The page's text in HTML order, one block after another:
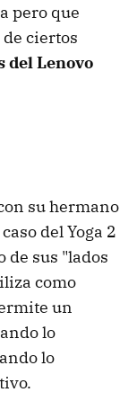
pero que
ciertos
del Lenovo
su hermano
del Yoga 2
de sus "lados
como
un
lo
lo